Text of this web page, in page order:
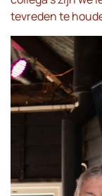
tevreden te